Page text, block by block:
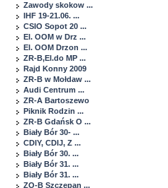
Zawody skokow ...
IHF 19-21.06. ...
CSIO Sopot 20 ...
El. OOM w Drz ...
El. OOM Drzon ...
ZR-B,El.do MP ...
Rajd Konny 2009
ZR-B w Mołdaw ...
Audi Centrum ...
ZR-A Bartoszewo
Piknik Rodzin ...
ZR-B Gdańsk O ...
Biały Bór 30- ...
CDIY, CDIJ, Z ...
Biały Bór 30. ...
Biały Bór 31. ...
Biały Bór 31. ...
ZO-B Szczepan ...